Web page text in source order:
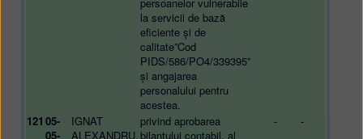
la servicii de bază
eficiente și de
calitate”Cod
PIDS/586/PO4/339395”
și angajarea
personalului pentru
acestea.
121 05-
05-
IGNAT
ALEXANDRU,
privind aprobarea
bilanţului contabil, al
- -